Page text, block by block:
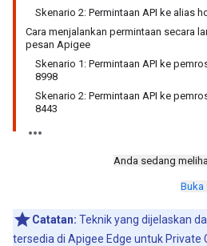
Skenario 2: Permintaan API ke alias
Cara menjalankan permintaan secara
pesan Apigee
Skenario 1: Permintaan API ke
8998
Skenario 2: Permintaan API ke
8443
Anda sedang
Buka
Catatan: Teknik yang dijelaskan
tersedia di Apigee Edge untuk Private